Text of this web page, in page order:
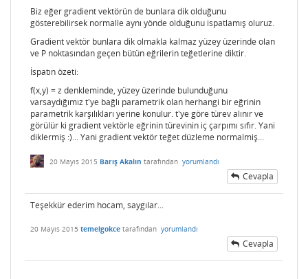
Biz eğer gradient vektörün de bunlara dik olduğunu
gösterebilirsek normalle aynı yönde olduğunu ispatlamış oluruz.
Gradient vektör bunlara dik olmakla kalmaz yüzey üzerinde olan
ve P noktasından geçen bütün eğrilerin teğetlerine diktir.
İspatın özeti:
f(x,y) = z denkleminde, yüzey üzerinde bulunduğunu
varsaydığımız t'ye bağlı parametrik olan herhangi bir eğrinin
parametrik karşılıkları yerine konulur. t'ye göre türev alınır ve
görülür ki gradient vektörle eğrinin türevinin iç çarpımı sıfır. Yani
diklermiş :)... Yani gradient vektör teğet düzleme normalmiş...
20 Mayıs 2015 Barış Akalın tarafından yorumlandı
Cevapla
Teşekkür ederim hocam, saygılar...
20 Mayıs 2015 temelgokce tarafından yorumlandı
Cevapla